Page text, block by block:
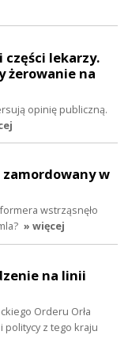
części lekarzy.
żerowanie na
opinię publiczną.
w
wstrząsnęło
» więcej
na linii
Orderu Orła
politycy z tego kraju